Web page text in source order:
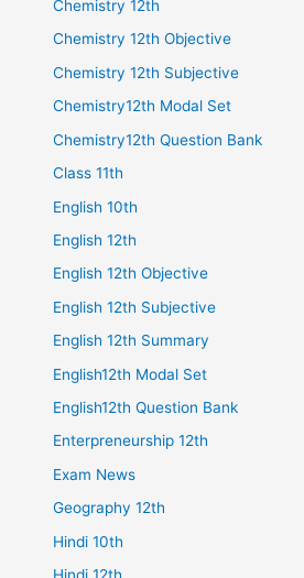
Chemistry 12th
Chemistry 12th Objective
Chemistry 12th Subjective
Chemistry12th Modal Set
Chemistry12th Question Bank
Class 11th
English 10th
English 12th
English 12th Objective
English 12th Subjective
English 12th Summary
English12th Modal Set
English12th Question Bank
Enterpreneurship 12th
Exam News
Geography 12th
Hindi 10th